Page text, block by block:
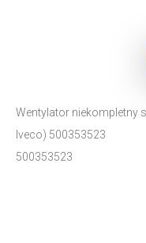
Wentylator niekompletny
Iveco) 500353523
500353523